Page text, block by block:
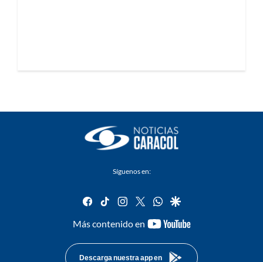
Síguenos en:
facebook
tiktok instagram
twitterwhatsapp
google
Más contenido en
youtube-
Descarga nuestra app en